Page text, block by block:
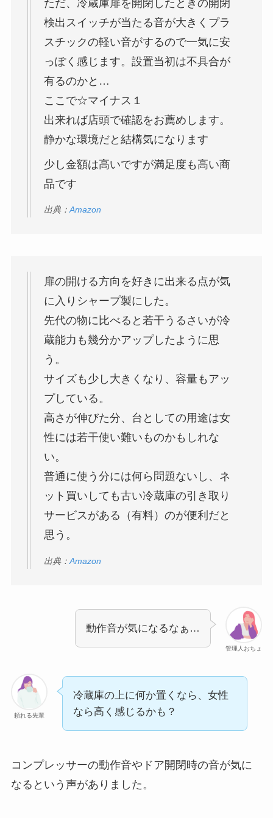
ただ、冷蔵庫扉を開閉したときの開閉
検出スイッチが当たる音が大きくプラ
スチックの軽い音がするので一気に安
っぽく感じます。設置当初は不具合が
有るのかと…
ここで☆マイナス１
出来れば店頭で確認をお薦めします。
静かな環境だと結構気になります
少し金額は高いですが満足度も高い商
品です
出典： Amazon
扉の開ける方向を好きに出来る点が気
に入りシャープ製にした。
先代の物に比べると若干うるさいが冷
蔵能力も幾分かアップしたように思
う。
サイズも少し大きくなり、容量もアッ
プしている。
高さが伸びた分、台としての用途は女
性には若干使い難いものかもしれな
い。
普通に使う分には何ら問題ないし、ネ
ット買いしても古い冷蔵庫の引き取り
サービスがある（有料）のが便利だと
思う。
出典： Amazon
管理人おちょ
動作音が気になるなぁ…
頼れる先輩
冷蔵庫の上に何か置くなら、女性
なら高く感じるかも？
コンプレッサーの動作音やドア開閉時の音が気に
なるという声がありました。